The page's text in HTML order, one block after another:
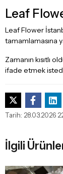
Leaf
Leaf Flower
tamamlamasına
Zamanın kısıtlı
ifade etmek
Tarih: 28.03.2026
İlgili